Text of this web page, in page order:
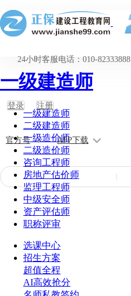
24小时客服电话：010-82333888
登录 注册
官方号 APP下载
一级建造师
一级建造师
二级建造师
一级造价师
二级造价师
咨询工程师
房地产估价师
监理工程师
中级安全师
资产评估师
职称评审
选课中心
招生方案
超值全程
AI高效抢分